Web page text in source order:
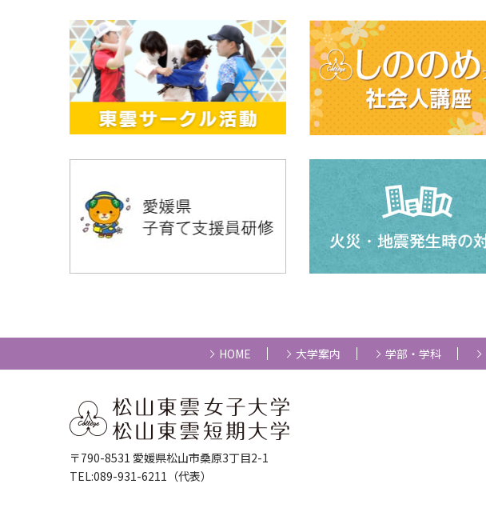
HOME 大学案内 学部・学科
〒790-8531 愛媛県松山市桑原3丁目2-1
TEL:089-931-6211（代表）